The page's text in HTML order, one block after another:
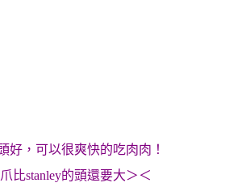
好，可以很爽快的吃肉肉！
比stanley的頭還要大＞＜